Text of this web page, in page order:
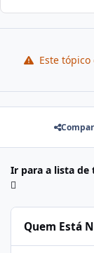
Este
Ir para a lista de
Quem Está